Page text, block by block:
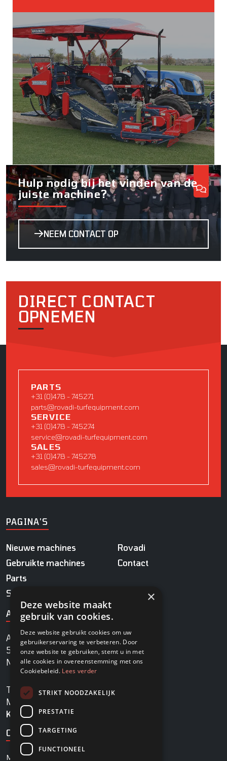
Hulp nodig bij het vinden van de
juiste machine?
NEEM CONTACT OP
DIRECT CONTACT
OPNEMEN
PARTS
+31 (0)478 - 745271
parts@rovadi-turfequipment.com
SERVICE
+31 (0)478 - 745274
service@rovadi-turfequipment.com
SALES
+31 (0)478 - 745278
sales@rovadi-turfequipment.com
PAGINA'S
Nieuwe machines
Gebruikte machines
Parts
Service
Rovadi
Contact
ADRES
Agrobaan 13
5813 EB Ysselsteyn
Nederland
TEL +31478745270
MAILinfo@rovadi-turfequipment.com
KVK
96455101
OPENINGSTIJDEN
MAANDAG - VRIJDAG
×
Deze website maakt
gebruik van cookies.
Deze website gebruikt cookies om uw
gebruikerservaring te verbeteren. Door
onze website te gebruiken, stemt u in met
alle cookies in overeenstemming met ons
Cookiebeleid. Lees verder
STRIKT NOODZAKELIJK
PRESTATIE
TARGETING
FUNCTIONEEL